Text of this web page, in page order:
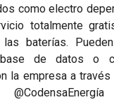
como electro
totalmente
baterías.
de datos o
la empresa a